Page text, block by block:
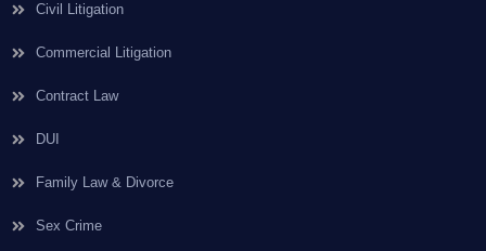
Civil Litigation
Commercial Litigation
Contract Law
DUI
Family Law & Divorce
Sex Crime